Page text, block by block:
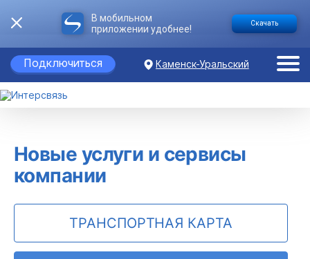
В мобильном
приложении удобнее!
Скачать
Подключиться Каменск-Уральский
Новые услуги и сервисы
компании
ТРАНСПОРТНАЯ КАРТА